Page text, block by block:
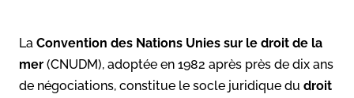
La Convention des Nations Unies sur le droit de la
mer (CNUDM), adoptée en 1982 après près de dix ans
de négociations, constitue le socle juridique du droit